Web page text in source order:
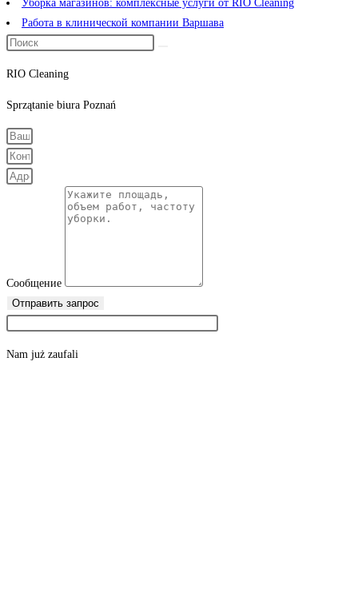
Уборка магазинов: комплексные услуги от RIO Cleaning
Работа в клинической компании Варшава
RIO Cleaning
Sprzątanie biura Poznań
Сообщение
Отправить запрос
Nam już zaufali